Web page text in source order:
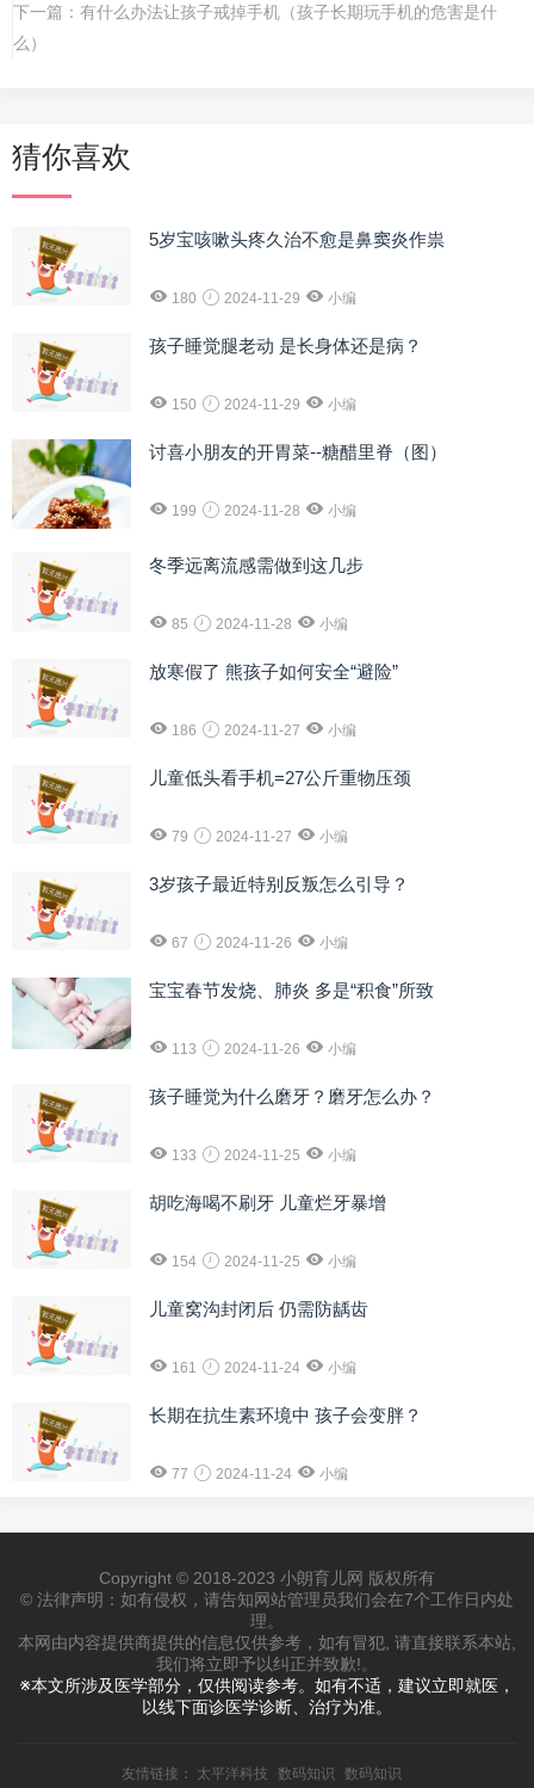
下一篇： 有什么办法让孩子戒掉手机（孩子长期玩手机的危害是什
么）
猜你喜欢
5岁宝咳嗽头疼久治不愈是鼻窦炎作祟
180 2024-11-29 小编
孩子睡觉腿老动 是长身体还是病？
150 2024-11-29 小编
讨喜小朋友的开胃菜--糖醋里脊（图）
199 2024-11-28 小编
冬季远离流感需做到这几步
85 2024-11-28 小编
放寒假了 熊孩子如何安全“避险”
186 2024-11-27 小编
儿童低头看手机=27公斤重物压颈
79 2024-11-27 小编
3岁孩子最近特别反叛怎么引导？
67 2024-11-26 小编
宝宝春节发烧、肺炎 多是“积食”所致
113 2024-11-26 小编
孩子睡觉为什么磨牙？磨牙怎么办？
133 2024-11-25 小编
胡吃海喝不刷牙 儿童烂牙暴增
154 2024-11-25 小编
儿童窝沟封闭后 仍需防龋齿
161 2024-11-24 小编
长期在抗生素环境中 孩子会变胖？
77 2024-11-24 小编
Copyright © 2018-2023 小朗育儿网 版权所有
© 法律声明：如有侵权，请告知网站管理员我们会在7个工作日内处
理。
本网由内容提供商提供的信息仅供参考，如有冒犯, 请直接联系本站,
我们将立即予以纠正并致歉!。
※本文所涉及医学部分，仅供阅读参考。如有不适，建议立即就医，
以线下面诊医学诊断、治疗为准。
友情链接： 太平洋科技 数码知识 数码知识